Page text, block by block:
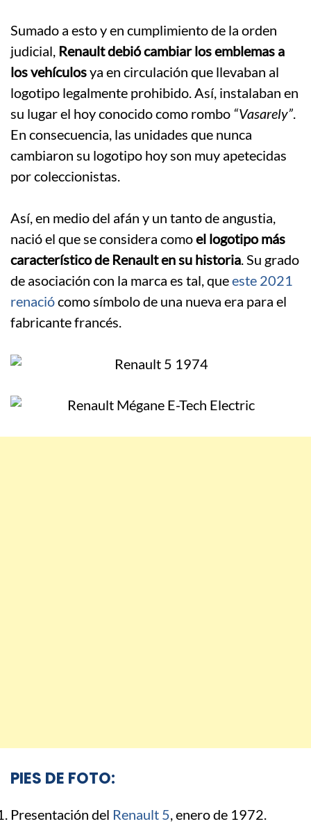
Sumado a esto y en cumplimiento de la orden
judicial, Renault debió cambiar los emblemas a
los vehículosya en circulación que llevaban al
logotipo legalmente prohibido. Así, instalaban en
su lugar el hoy conocido como rombo “Vasarely”.
En consecuencia, las unidades que nunca
cambiaron su logotipo hoy son muy apetecidas
por coleccionistas.
Así, en medio del afán y un tanto de angustia,
nació el que se considera comoel logotipo más
característico de Renault en su historia. Su grado
de asociación con la marca es tal, queeste 2021
renaciócomo símbolo de una nueva era para el
fabricante francés.
PIES DE FOTO:
Presentación del Renault 5, enero de 1972.